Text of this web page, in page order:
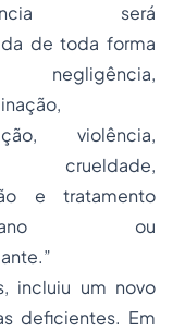
será
de toda forma
violência,
crueldade,
e tratamento
ou
incluiu um novo
deficientes. Em